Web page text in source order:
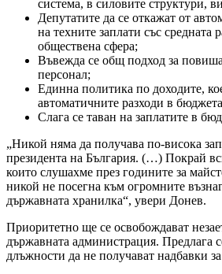
система, в силовите структури,
Депутатите да се откажат от
на техните заплати със средната
обществена сфера;
Въвежда се общ подход за
персонал;
Единна политика по доходите,
автоматичните разходи в
Слага се таван на заплатите в
„Никой няма да получава по-висока
президента на България. (…) Покрай
които слушахме през годините за
никой не посегна към огромните
държавната хранилка“, увери Донев.
Приоритетно ще се освобождават
държавната администрация. Предлага
длъжности да не получават надбавки